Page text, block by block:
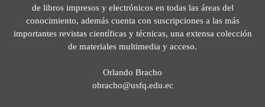
de libros impresos y electrónicos en todas las áreas del
conocimiento, además cuenta con suscripciones a las más
importantes revistas científicas y técnicas, una extensa colección
de materiales multimedia y acceso.
Orlando Bracho
obracho@usfq.edu.ec